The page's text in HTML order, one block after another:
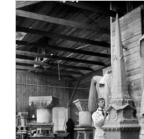
Relaterade
poster
och
teman